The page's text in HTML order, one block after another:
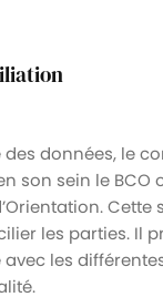
des données, le
son sein le BCO
Cette
les parties. Il
les